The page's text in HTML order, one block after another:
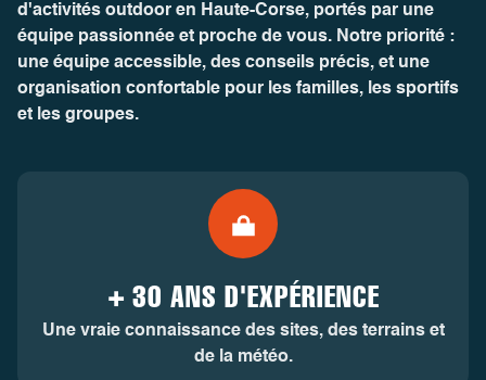
d'activités outdoor en Haute-Corse, portés par une
équipe passionnée et proche de vous. Notre priorité :
une équipe accessible, des conseils précis, et une
organisation confortable pour les familles, les sportifs
et les groupes.
+ 30 ANS D'EXPÉRIENCE
Une vraie connaissance des sites, des terrains et
de la météo.